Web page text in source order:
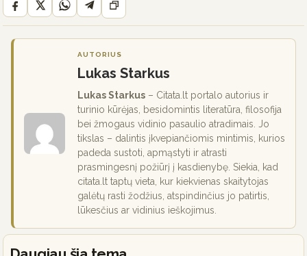
AUTORIUS
Lukas Starkus
Lukas Starkus – Citata.lt portalo autorius ir
turinio kūrėjas, besidomintis literatūra, filosofija
bei žmogaus vidinio pasaulio atradimais. Jo
tikslas – dalintis įkvepiančiomis mintimis, kurios
padeda sustoti, apmąstyti ir atrasti
prasmingesnį požiūrį į kasdienybę. Siekia, kad
citata.lt taptų vieta, kur kiekvienas skaitytojas
galėtų rasti žodžius, atspindinčius jo patirtis,
lūkesčius ar vidinius ieškojimus.